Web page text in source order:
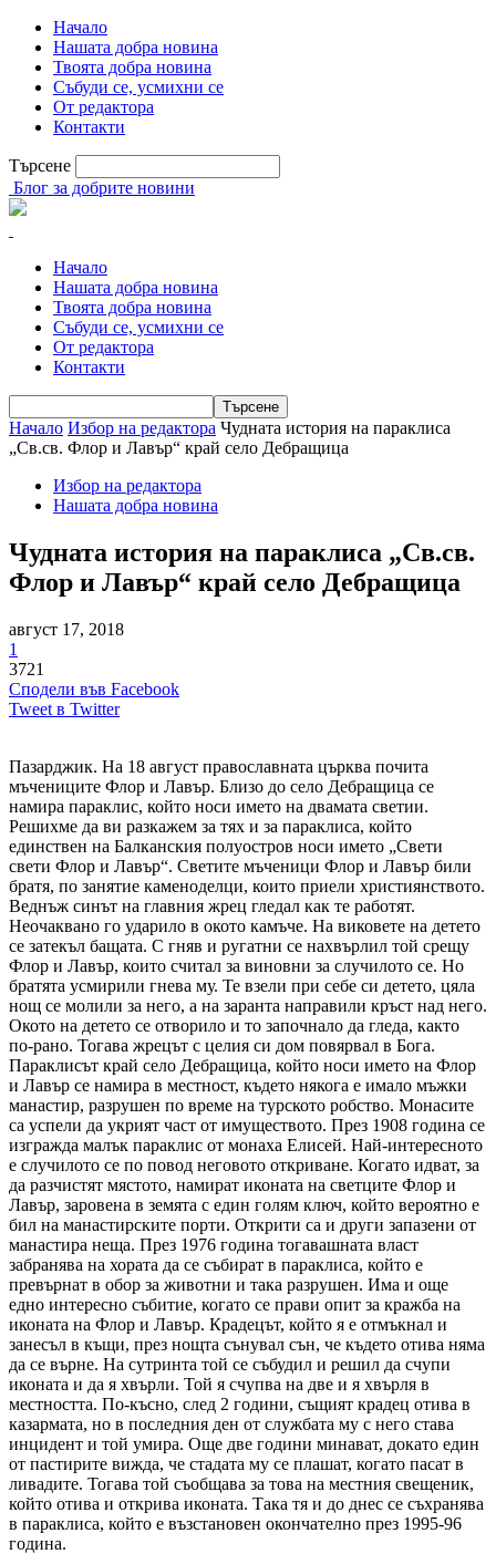
Начало
Нашата добра новина
Твоята добра новина
Събуди се, усмихни се
От редактора
Контакти
Търсене
Блог за добрите новини
Начало
Нашата добра новина
Твоята добра новина
Събуди се, усмихни се
От редактора
Контакти
Начало Избор на редактора Чудната история на параклиса
„Св.св. Флор и Лавър“ край село Дебращица
Избор на редактора
Нашата добра новина
Чудната история на параклиса „Св.св.
Флор и Лавър“ край село Дебращица
август 17, 2018
1
3721
Сподели във Facebook
Tweet в Twitter
Пазарджик. На 18 август православната църква почита
мъчениците Флор и Лавър. Близо до село Дебращица се
намира параклис, който носи името на двамата светии.
Решихме да ви разкажем за тях и за параклиса, който
единствен на Балканския полуостров носи името „Свети
свети Флор и Лавър“. Светите мъченици Флор и Лавър били
братя, по занятие каменоделци, които приели християнството.
Веднъж синът на главния жрец гледал как те работят.
Неочаквано го ударило в окото камъче. На виковете на детето
се затекъл бащата. С гняв и ругатни се нахвърлил той срещу
Флор и Лавър, които считал за виновни за случилото се. Но
братята усмирили гнева му. Те взели при себе си детето, цяла
нощ се молили за него, а на заранта направили кръст над него.
Окото на детето се отворило и то започнало да гледа, както
по-рано. Тогава жрецът с целия си дом повярвал в Бога.
Параклисът край село Дебращица, който носи името на Флор
и Лавър се намира в местност, където някога е имало мъжки
манастир, разрушен по време на турското робство. Монасите
са успели да укрият част от имуществото. През 1908 година се
изгражда малък параклис от монаха Елисей. Най-интересното
е случилото се по повод неговото откриване. Когато идват, за
да разчистят мястото, намират иконата на светците Флор и
Лавър, заровена в земята с един голям ключ, който вероятно е
бил на манастирските порти. Открити са и други запазени от
манастира неща. През 1976 година тогавашната власт
забранява на хората да се събират в параклиса, който е
превърнат в обор за животни и така разрушен. Има и още
едно интересно събитие, когато се прави опит за кражба на
иконата на Флор и Лавър. Крадецът, който я е отмъкнал и
занесъл в къщи, през нощта сънувал сън, че където отива няма
да се върне. На сутринта той се събудил и решил да счупи
иконата и да я хвърли. Той я счупва на две и я хвърля в
местността. По-късно, след 2 години, същият крадец отива в
казармата, но в последния ден от службата му с него става
инцидент и той умира. Още две години минават, докато един
от пастирите вижда, че стадата му се плашат, когато пасат в
ливадите. Тогава той съобщава за това на местния свещеник,
който отива и открива иконата. Така тя и до днес се съхранява
в параклиса, който е възстановен окончателно през 1995-96
година.